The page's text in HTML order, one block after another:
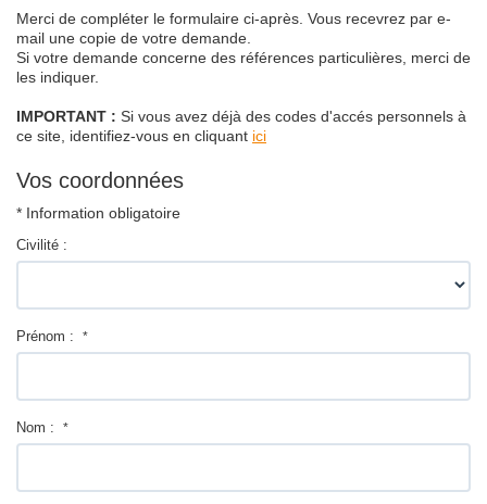
Merci de compléter le formulaire ci-après. Vous recevrez par e-
mail une copie de votre demande.
Si votre demande concerne des références particulières, merci de
les indiquer.
IMPORTANT : Si vous avez déjà des codes d'accés personnels à
ce site, identifiez-vous en cliquant ici
Vos coordonnées
* Information obligatoire
Civilité :
Prénom : *
Nom : *